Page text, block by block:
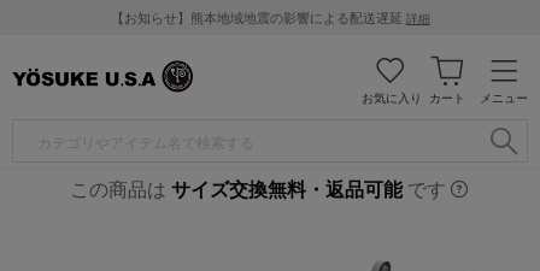
【お知らせ】熊本地域地震の影響による配送遅延 詳細
メニュー
カート
お気に入り
この商品は サイズ交換無料・返品可能です